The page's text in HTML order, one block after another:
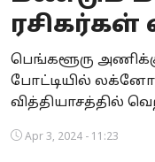
Business
Crime
Tamilnadu
National
ரசிகர்கள்
பெங்களூரு
போட்டியில்
வித்தியாசத்தில்
Apr 3, 2024 - 11:23